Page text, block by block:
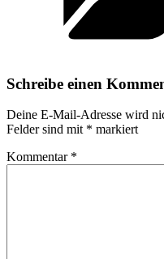
Schreibe einen
Deine E-Mail-Adresse wird
Felder sind mit * markiert
Kommentar *